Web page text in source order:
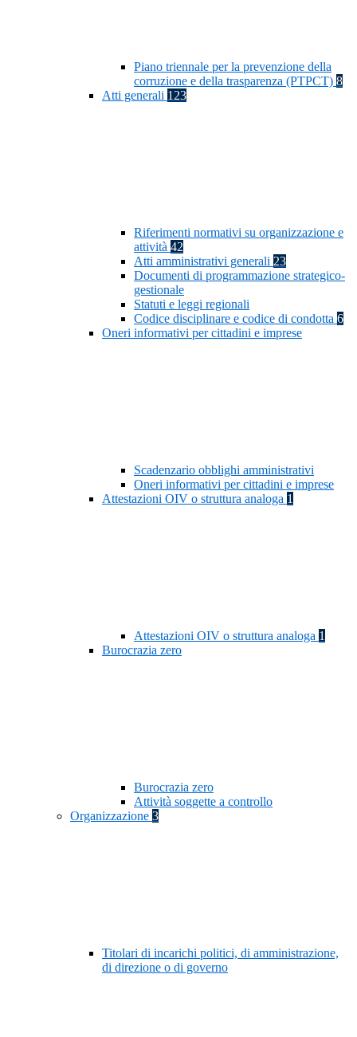
Piano triennale per la prevenzione della
corruzione e della trasparenza (PTPCT) 8
Atti generali 123
Riferimenti normativi su organizzazione e
attività 42
Atti amministrativi generali 23
Documenti di programmazione strategico-
gestionale
Statuti e leggi regionali
Codice disciplinare e codice di condotta 6
Oneri informativi per cittadini e imprese
Scadenzario obblighi amministrativi
Oneri informativi per cittadini e imprese
Attestazioni OIV o struttura analoga 1
Attestazioni OIV o struttura analoga 1
Burocrazia zero
Burocrazia zero
Attività soggette a controllo
Organizzazione 3
Titolari di incarichi politici, di amministrazione,
di direzione o di governo